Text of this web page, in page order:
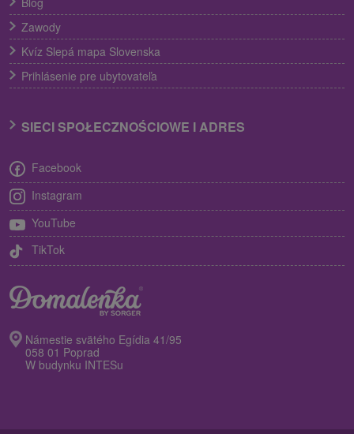
Zawody
Kvíz Slepá mapa Slovenska
Prihlásenie pre ubytovateľa
SIECI SPOŁECZNOŚCIOWE I ADRES
Facebook
Instagram
YouTube
TikTok
Námestie svätého Egídia 41/95
058 01 Poprad
W budynku INTESu